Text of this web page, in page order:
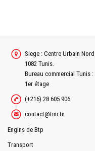
Siege : Centre Urbain
1082 Tunis.
Bureau commercial Tunis
1er étage
(+216) 28 605 906
contact@tmr.tn
Engins de Btp
Transport